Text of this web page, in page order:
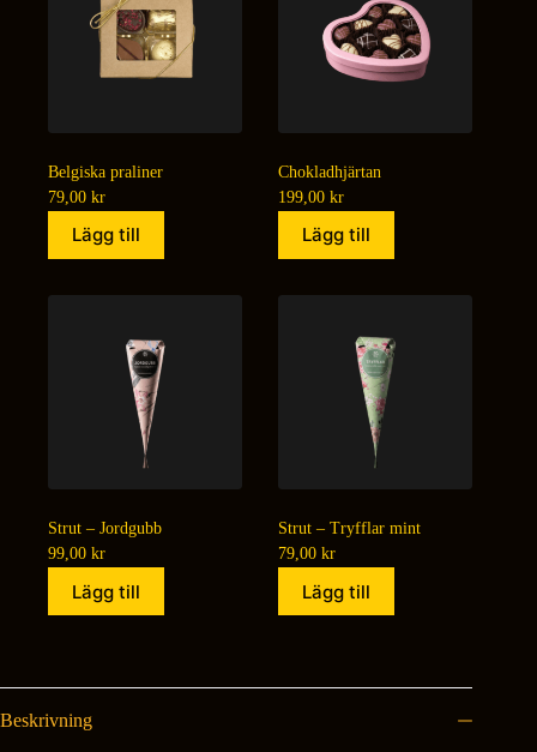
Belgiska praliner
79,00 kr
Lägg till
Chokladhjärtan
199,00kr
Lägg till
Strut – Jordgubb
99,00 kr
Lägg till
Strut – Tryfflar mint
79,00kr
Lägg till
Beskrivning